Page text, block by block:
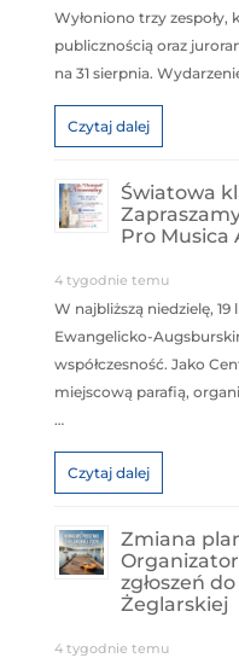
Wyłoniono trzy zespoły,
publicznością oraz
na 31 sierpnia.
Czytaj dalej
Światowa
Pro Musica
4 tygodnie temu
W najbliższą niedzielę,
Ewangelicko-
współczesność. Jako
miejscową parafią,
…
Czytaj dalej
Zmiana
zgłoszeń
Żeglarskiej
4 tygodnie temu